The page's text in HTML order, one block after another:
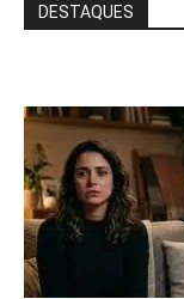
DESTAQUES